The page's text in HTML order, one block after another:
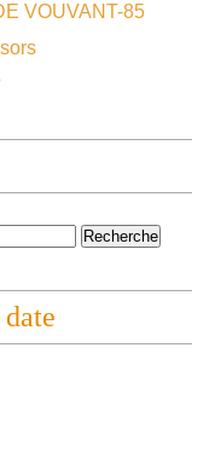
VOUVANT-85